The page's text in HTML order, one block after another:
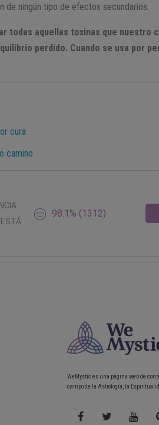
de ningún tipo de efectos secundarios.
todas aquellas toxinas que nuestro
perdido. Cuando se usa por
cura
camino
98.1% (1312)
WeMystic es una página web de
campo de la Astrología, la